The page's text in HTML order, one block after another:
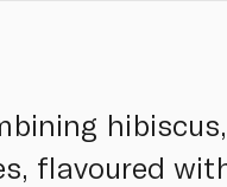
flavoured